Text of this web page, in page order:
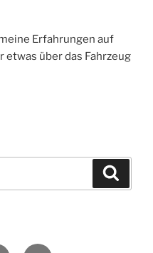
Erfahrungen auf
etwas über das Fahrzeug